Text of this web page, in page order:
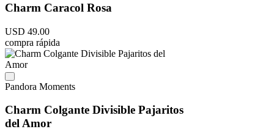
Charm Caracol Rosa
USD 49.00
compra rápida
Pandora Moments
Charm Colgante Divisible Pajaritos
del Amor